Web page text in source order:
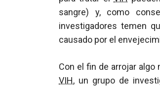
sangre) y, como
investigadores temen
causado por el
Con el fin de arrojar
VIH, un grupo de